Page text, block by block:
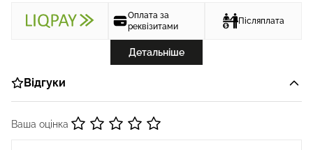
Оплата за
реквізитами
Післяплата
Детальніше
Відгуки
Ваша оцінка